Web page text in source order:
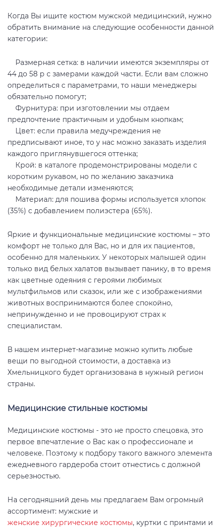
Когда Вы ищите костюм мужской медицинский, нужно
обратить внимание на следующие особенности данной
категории:
Размерная сетка: в наличии имеются экземпляры от
44 до 58 р с замерами каждой части. Если вам сложно
определиться с параметрами, то наши менеджеры
обязательно помогут;
Фурнитура: при изготовлении мы отдаем
предпочтение практичным и удобным кнопкам;
Цвет: если правила медучреждения не
предписывают иное, то у нас можно заказать изделия
каждого приглянувшегося оттенка;
Крой: в каталоге продемонстрированы модели с
коротким рукавом, но по желанию заказчика
необходимые детали изменяются;
Материал: для пошива формы используется хлопок
(35%) с добавлением полиэстера (65%).
Яркие и функциональные медицинские костюмы – это
комфорт не только для Вас, но и для их пациентов,
особенно для маленьких. У некоторых малышей один
только вид белых халатов вызывает панику, в то время
как цветные одеяния с героями любимых
мультфильмов или сказок, или же с изображениями
животных воспринимаются более спокойно,
непринужденно и не провоцируют страх к
специалистам.
В нашем интернет-магазине можно купить любые
вещи по выгодной стоимости, а доставка из
Хмельницкого будет организована в нужный регион
страны.
Медицинские стильные костюмы
Медицинские костюмы - это не просто спецовка, это
первое впечатление о Вас как о профессионале и
человеке. Поэтому к подбору такого важного элемента
ежедневного гардероба стоит отнестись с должной
серьезностью.
На сегодняшний день мы предлагаем Вам огромный
ассортимент: мужские и
женские хирургические костюмы, куртки с принтами и